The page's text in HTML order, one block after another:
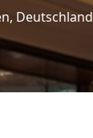
Deutschland